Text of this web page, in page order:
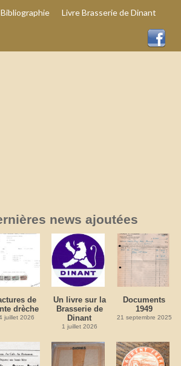
Bibliographie Livre Brasserie de Dinant
news ajoutées
de
drèche
juillet 2026
Un livre sur la
Brasserie de
Dinant
1 juillet 2026
Documents
1949
21 septembre 2025